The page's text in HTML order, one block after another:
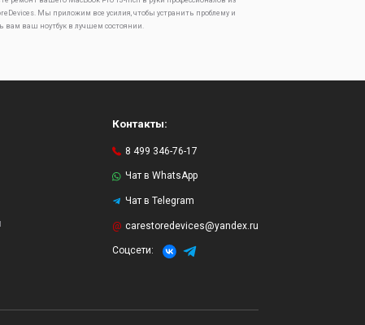
Мы приложим все усилия, чтобы устранить проблему и
вам ваш ноутбук в лучшем состоянии.
Контакты:
8 499 346-76-17
Чат в WhatsApp
Чат в Telegram
carestoredevices@yandex.ru
Соцсети: